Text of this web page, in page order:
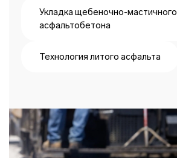
Укладка щебеночно-мастичного
асфальтобетона
Технология литого асфальта